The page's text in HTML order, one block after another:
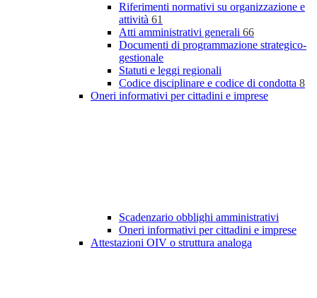
Riferimenti normativi su organizzazione e
attività 61
Atti amministrativi generali 66
Documenti di programmazione strategico-
gestionale
Statuti e leggi regionali
Codice disciplinare e codice di condotta 8
Oneri informativi per cittadini e imprese
Scadenzario obblighi amministrativi
Oneri informativi per cittadini e imprese
Attestazioni OIV o struttura analoga